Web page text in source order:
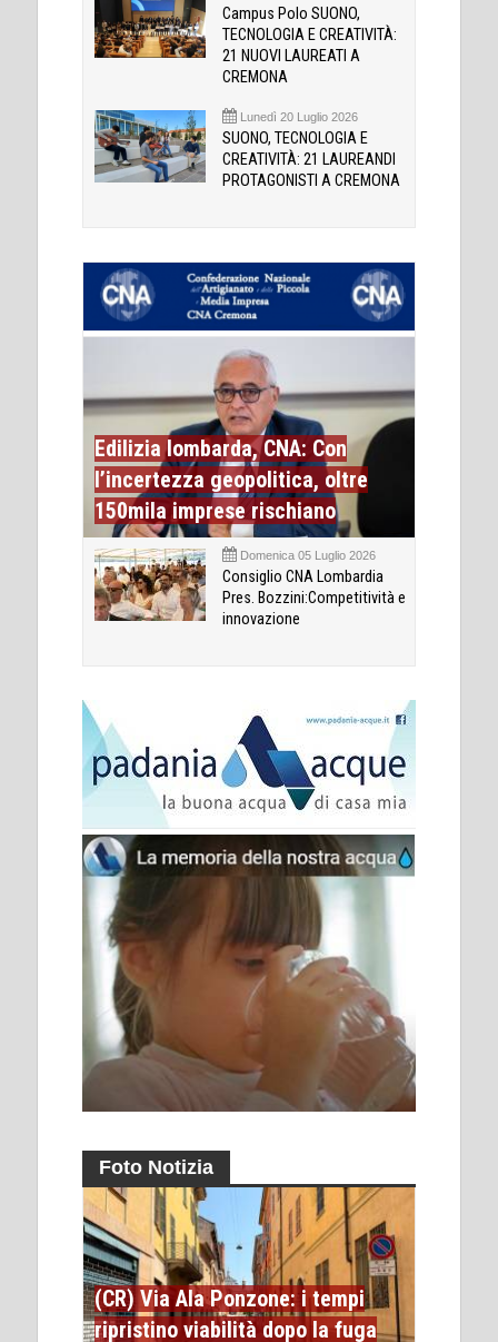
Campus Polo SUONO,
TECNOLOGIA E CREATIVITÀ:
21 NUOVI LAUREATI A
CREMONA
Lunedì 20 Luglio 2026
SUONO, TECNOLOGIA E
CREATIVITÀ: 21 LAUREANDI
PROTAGONISTI A CREMONA
Edilizia lombarda, CNA: Con
l’incertezza geopolitica, oltre
150mila imprese rischiano
Domenica 05 Luglio 2026
Consiglio CNA Lombardia
Pres. Bozzini:Competitività e
innovazione
Foto Notizia
(CR) Via Ala Ponzone: i tempi
ripristino viabilità dopo la fuga